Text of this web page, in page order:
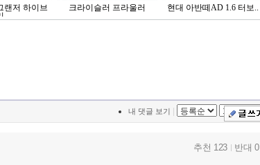
랜저 하이브
크라이슬러 프라울러 현대 아반떼AD 1.6 터보..
내 댓글 보기 |
추천 123 반대 0